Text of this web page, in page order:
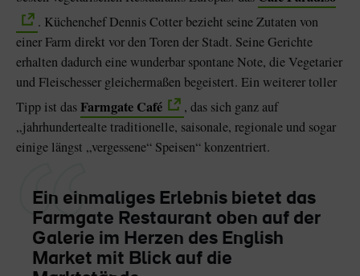
. Küchenchef Dennis Cotter bezieht seine Zutaten von
einer Farm direkt vor den Toren der Stadt. Seine Gerichte
erhalten dadurch eine wunderbar spontane Note, die Vegetarier
und Fleischesser gleichermaßen begeistert. Ein weiterer toller
Tipp ist dasFarmgate Café
, das sich ganz auf
„jahrhundertealte traditionelle, saisonale, regionale und sogar
einige längst „vergessene“ Speisen“ konzentriert.
Ein einmaliges Erlebnis bietet das
Farmgate Restaurant oben auf der
Galerie im Herzen des English
Market mit Blick auf die